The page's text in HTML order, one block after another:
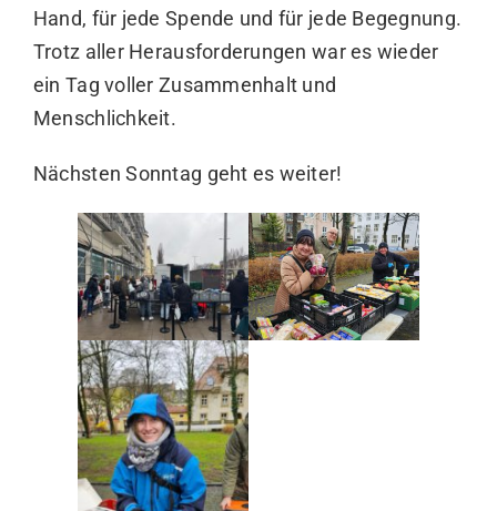
Hand, für jede Spende und für jede Begegnung.
Trotz aller Herausforderungen war es wieder
ein Tag voller Zusammenhalt und
Menschlichkeit.
Nächsten Sonntag geht es weiter!